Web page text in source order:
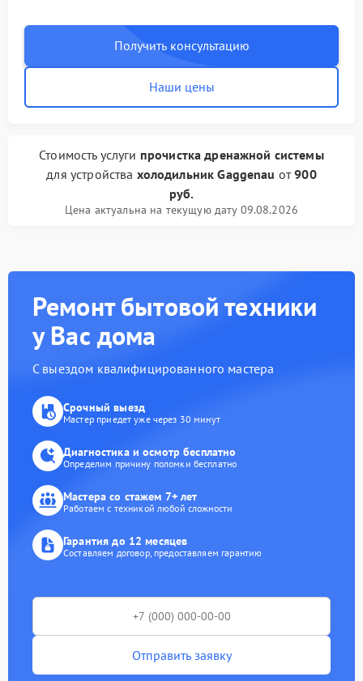
Получить консультацию
Наши цены
Стоимость услуги прочистка дренажной системы
для устройства холодильник Gaggenau от900
руб.
Цена актуальна на текущую дату 09.08.2026
Ремонт бытовой техники
у Вас дома
С выездом квалифицированного мастера
Срочный выезд
Мастер приедет уже через 30 минут
Диагностика и осмотр бесплатно
Определим причину поломки бесплатно
Мастера со стажем 7+ лет
Работаем с техникой любой сложности
Гарантия до 12 месяцев
Составляем договор, предоставляем гарантию
Отправить заявку